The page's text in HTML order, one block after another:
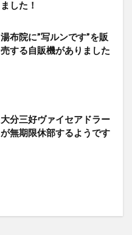
ました！
湯布院に”写ルンです”を販
売する自販機がありました
大分三好ヴァイセアドラー
が無期限休部するようです